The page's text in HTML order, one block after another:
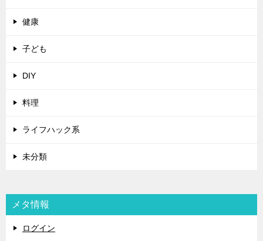
健康
子ども
DIY
料理
ライフハック系
未分類
メタ情報
ログイン